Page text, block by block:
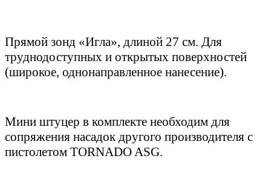
Прямой зонд «Игла», длиной 27 см. Для
труднодоступных и открытых поверхностей
(широкое, однонаправленное нанесение).
Мини штуцер в комплекте необходим для
сопряжения насадок другого производителя с
пистолетом TORNADO ASG.